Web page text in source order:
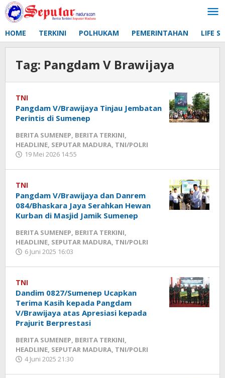
Lewati
ke
HOME TERKINI POLHUKAM PEMERINTAHAN LIFE
Tag: Pangdam V Brawijaya
TNI
Pangdam V/Brawijaya Tinjau Jembatan
Perintis di Sumenep
BERITA SUMENEP, BERITA TERKINI,
HEADLINE, SEPUTAR MADURA, TNI/POLRI
19 Mei 2026 14:55
TNI
Pangdam V/Brawijaya dan Danrem
084/Bhaskara Jaya Serahkan Hewan
Kurban di Masjid Jamik Sumenep
BERITA SUMENEP, BERITA TERKINI,
HEADLINE, SEPUTAR MADURA, TNI/POLRI
6 Juni 2025 16:03
TNI
Dandim 0827/Sumenep Ucapkan
Terima Kasih kepada Pangdam
V/Brawijaya atas Apresiasi kepada
Prajurit Berprestasi
BERITA SUMENEP, BERITA TERKINI,
HEADLINE, SEPUTAR MADURA, TNI/POLRI
4 Juni 2025 21:30